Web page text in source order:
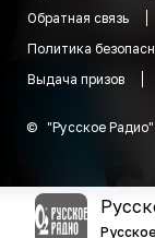
Обратная связь
Политика
Выдача призов
© "Русское Радио"